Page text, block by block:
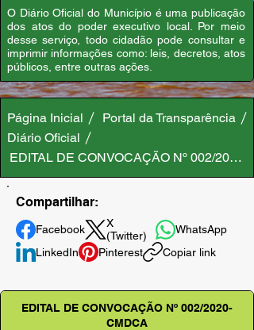
O Diário Oficial do Município é uma publicação
dos atos do poder executivo local. Por meio
desse serviço, todo cidadão pode consultar e
imprimir informações como: leis, decretos, atos
públicos, entre outras ações.
Página Inicial
Portal da Transparência
Diário Oficial
EDITAL DE CONVOCAÇÃO Nº 002/2020-
Compartilhar:
Facebook
X
(Twitter)
WhatsApp
LinkedIn
Pinterest Copiar link
EDITAL DE CONVOCAÇÃO Nº 002/2020-
CMDCA